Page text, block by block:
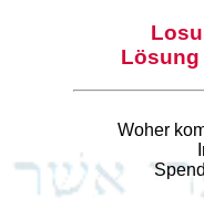
Lösung
Woher